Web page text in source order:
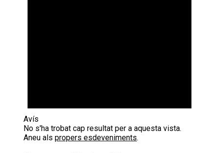
Avís
No s'ha trobat cap resultat per a aquesta vista.
Aneu als propers esdeveniments.